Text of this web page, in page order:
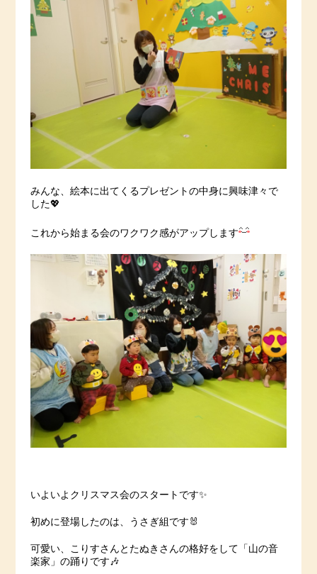
みんな、絵本に出てくるプレゼントの中身に興味津々で
した💖
これから始まる会のワクワク感がアップします
いよいよクリスマス会のスタートです✨
初めに登場したのは、うさぎ組です🐰
可愛い、こりすさんとたぬきさんの格好をして「山の音
楽家」の踊りです🎶